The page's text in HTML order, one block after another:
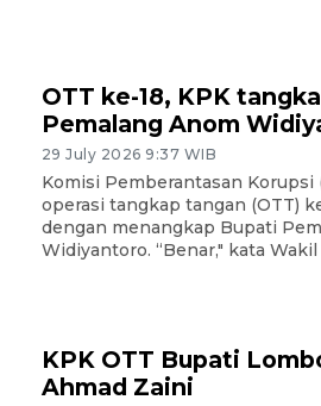
OTT ke-18, KPK
Pemalang Anom
29 July 2026 9:37 WIB
Komisi Pemberantasan Korupsi
operasi tangkap tangan (OTT)
dengan menangkap Bupati
Widiyantoro. “Benar," kata
KPK OTT Bupati
Ahmad Zaini